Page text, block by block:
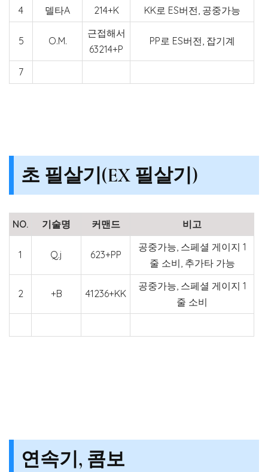
4
델타A 214+K KK로 ES버전, 공중가능
5 O.M.
근접해서
63214+P
PP로 ES버전, 잡기계
7
초 필살기(EX 필살기)
NO. 기술명 커맨드 비고
1 Q.j 623+PP
공중가능, 스페셜 게이지 1
줄 소비, 추가타 가능
2 +B 41236+KK
공중가능, 스페셜 게이지 1
줄 소비
연속기, 콤보